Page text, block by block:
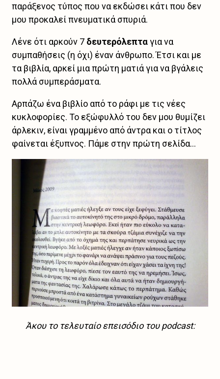
παράξενος τύπος που να εκδώσει κάτι που δεν
μου προκαλεί πνευματικά σπυριά.
Λένε ότι αρκούν 7 δευτερόλεπταγια να
συμπαθήσεις (η όχι) έναν άνθρωπο. Έτσι και με
τα βιβλία, αρκεί μια πρώτη ματιά για να βγάλεις
πολλά συμπεράσματα.
Αρπάζω ένα βιβλίο από το ράφι με τις νέες
κυκλοφορίες. Το εξώφυλλό του δεν μου θυμίζει
άρλεκιν, είναι γραμμένο από άντρα και ο τίτλος
φαίνεται έξυπνος. Πάμε στην πρώτη σελίδα...
Άκου το τελευταίο επεισόδιο του podcast: